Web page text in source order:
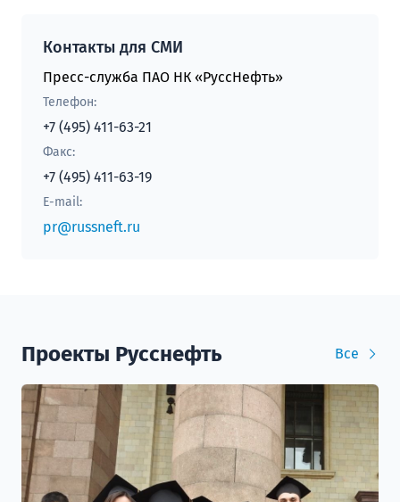
Контакты для СМИ
Пресс-служба ПАО НК «РуссНефть»
Телефон:
+7 (495) 411-63-21
Факс:
+7 (495) 411-63-19
E-mail:
pr@russneft.ru
Проекты Русснефть Все